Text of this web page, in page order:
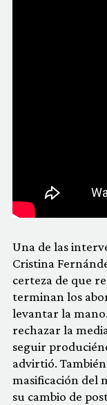
Una de las
Cristina
certeza de que
terminan los
levantar la
rechazar la
seguir
advirtió.
masificación del
su cambio de